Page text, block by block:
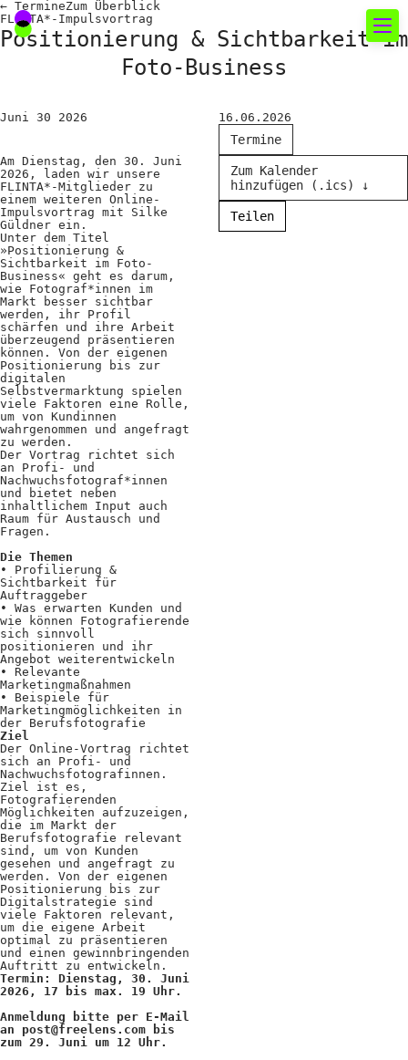
Neues rund um die
Fotografie
Das aktuelle Foto
News
Termine
FREELENS Galerie
Showcases
Fakten für Politik und
Öffentlichkeit
Positionen
Verband
Fotograf*innen
Regionalgruppen
Projekte und Publikationen
Foundation
Services für
Fotograf*innen
Mitglied werden
Presseausweis
Mein FREELENS
Kooperationen
Wissen A-Z
Login
← TermineZum Überblick
FLINTA*-Impulsvortrag
Positionierung & Sichtbarkeit im
Foto-Business
Juni 30 2026 16.06.2026
Termine
Am Dienstag, den 30. Juni
2026, laden wir unsere
FLINTA*-Mitglieder zu
einem weiteren Online-
Impulsvortrag mit Silke
Güldner ein.
Unter dem Titel
»Positionierung &
Sichtbarkeit im Foto-
Business« geht es darum,
wie Fotograf*innen im
Markt besser sichtbar
werden, ihr Profil
schärfen und ihre Arbeit
überzeugend präsentieren
können. Von der eigenen
Positionierung bis zur
digitalen
Selbstvermarktung spielen
viele Faktoren eine Rolle,
um von Kundinnen
wahrgenommen und angefragt
zu werden.
Der Vortrag richtet sich
an Profi- und
Nachwuchsfotograf*innen
und bietet neben
inhaltlichem Input auch
Raum für Austausch und
Fragen.
Die Themen
• Profilierung &
Sichtbarkeit für
Auftraggeber
• Was erwarten Kunden und
wie können Fotografierende
sich sinnvoll
positionieren und ihr
Angebot weiterentwickeln
• Relevante
Marketingmaßnahmen
• Beispiele für
Marketingmöglichkeiten in
der Berufsfotografie
Ziel
Der Online-Vortrag richtet
sich an Profi- und
Nachwuchsfotografinnen.
Ziel ist es,
Fotografierenden
Möglichkeiten aufzuzeigen,
die im Markt der
Berufsfotografie relevant
sind, um von Kunden
gesehen und angefragt zu
werden. Von der eigenen
Positionierung bis zur
Digitalstrategie sind
viele Faktoren relevant,
um die eigene Arbeit
optimal zu präsentieren
und einen gewinnbringenden
Auftritt zu entwickeln.
Termin: Dienstag, 30. Juni
2026, 17 bis max. 19 Uhr.
Anmeldung bitte per E-Mail
an post@freelens.com bis
zum 29. Juni um 12 Uhr.
Zum Kalender
hinzufügen (.ics) ↓
Teilen